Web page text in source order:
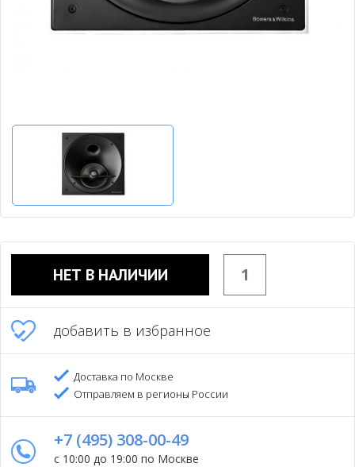
НЕТ В НАЛИЧИИ
добавить в избранное
Доставка по Москве
Отправляем в регионы России
+7 (495) 308-00-49
с 10:00 до 19:00 по Москве